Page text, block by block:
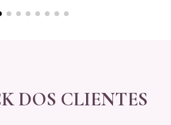
DOS CLIENTES